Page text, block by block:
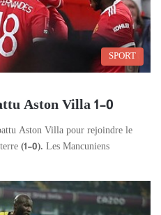
SPORT
Aston Villa 1-0
Aston Villa pour rejoindre le
(1-0). Les Mancuniens